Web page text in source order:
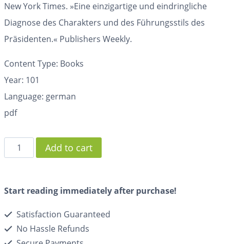
New York Times. »Eine einzigartige und eindringliche
Diagnose des Charakters und des Führungsstils des
Präsidenten.« Publishers Weekly.
Content Type: Books
Year: 101
Language: german
pdf
Add to cart
Start reading immediately after purchase!
Satisfaction Guaranteed
No Hassle Refunds